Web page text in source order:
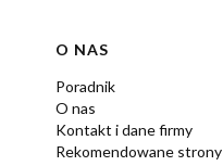
O NAS
Poradnik
O nas
Kontakt i dane firmy
Rekomendowane strony